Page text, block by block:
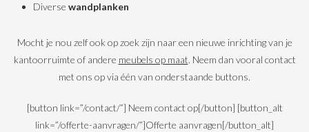
Diverse wandplanken
Mocht je nou zelf ook op zoek zijn naar een nieuwe inrichting van je
kantoorruimte of andere meubels op maat. Neem dan vooral contact
met ons op via één van onderstaande buttons.
[button link=”/contact/”] Neem contact op[/button] [button_alt
link=”/offerte-aanvragen/”]Offerte aanvragen[/button_alt]